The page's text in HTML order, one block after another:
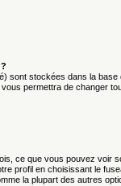
sont stockées dans la
permettra de changer
ce que vous pouvez voir
profil en choisissant le
la plupart des autres